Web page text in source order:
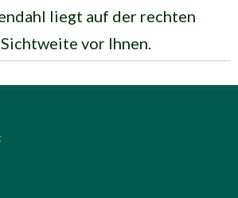
liegt auf der rechten
vor Ihnen.